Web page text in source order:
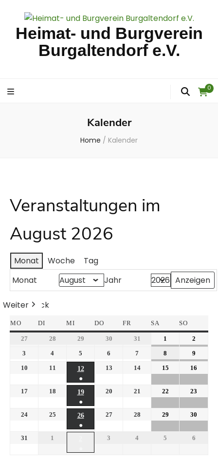
Heimat- und Burgverein
Burgaltendorf e.V.
0
Kalender
Home / Kalender
Veranstaltungen im
August 2026
Monat Woche
Tag
Monat
Jahr
Zurück
Heute
Weiter
MO DI MI DO FR SA SO
27 28 29 30 31 1
2
3
4 5 6 7 8
9
10
11
12
●
13 14 15 16
17 18
19
●
20 21 22 23
24 25
26
●
27 28 29 30
31 1 3 4 5 6